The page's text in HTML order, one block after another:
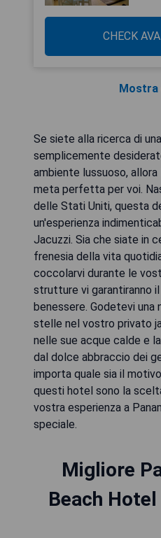
CHECK
Mostra
Se siete alla ricerca di
semplicemente
ambiente lussuoso,
meta perfetta per voi.
delle Stati Uniti, questa
un'esperienza
Jacuzzi. Sia che siate in
frenesia della vita
coccolarvi durante le
strutture vi garantiranno
benessere. Godetevi
stelle nel vostro privato
nelle sue acque calde e
dal dolce abbraccio dei
importa quale sia il
questi hotel sono la
vostra esperienza a
Migliore
Beach